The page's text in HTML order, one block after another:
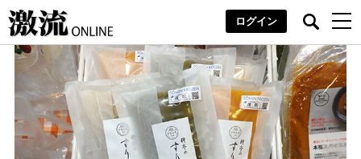
ログイン